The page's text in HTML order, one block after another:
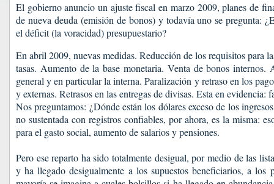
El gobierno anuncio un ajuste fiscal en marzo 2009, planes de
de nueva deuda (emisión de bonos) y todavía uno se pregunta:
el déficit (la voracidad) presupuestario?
En abril 2009, nuevas medidas. Reducción de los requisitos para
tasas. Aumento de la base monetaria. Venta de bonos internos.
general y en particular la interna. Paralización y retraso en los
y externas. Retrasos en las entregas de divisas. Esta en evidencia:
Nos preguntamos: ¿Dónde están los dólares exceso de los
no sustentada con registros confiables, por ahora, es la misma:
para el gasto social, aumento de salarios y pensiones.
Pero ese reparto ha sido totalmente desigual, por medio de las
y ha llegado desigualmente a los supuestos beneficiarios, a los